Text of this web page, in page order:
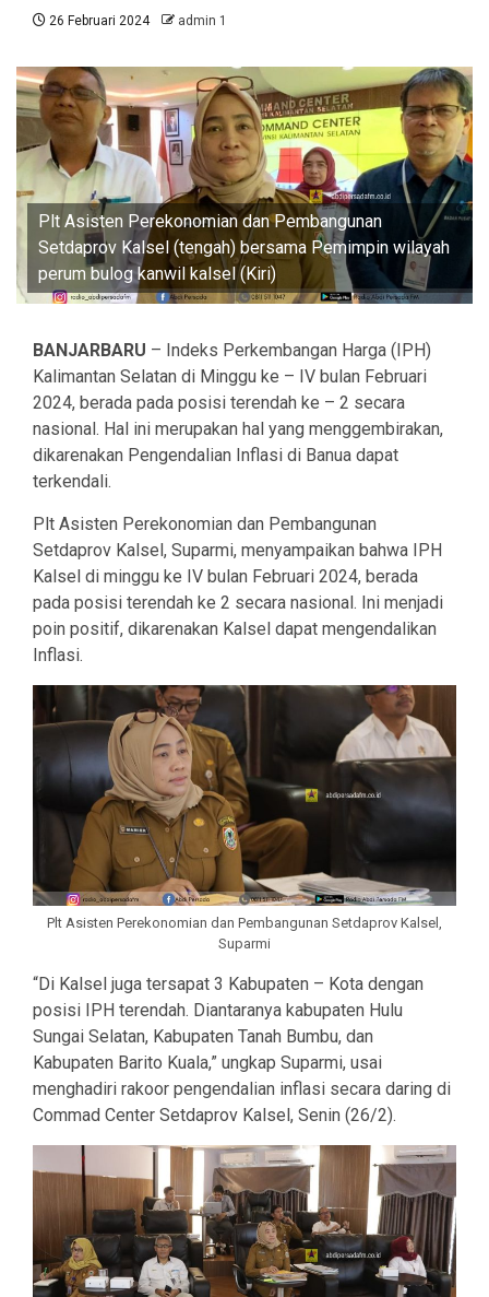
26 Februari 2024 admin 1
Plt Asisten Perekonomian dan Pembangunan
Setdaprov Kalsel (tengah) bersama Pemimpin wilayah
perum bulog kanwil kalsel (Kiri)
BANJARBARU – Indeks Perkembangan Harga (IPH)
Kalimantan Selatan di Minggu ke – IV bulan Februari
2024, berada pada posisi terendah ke – 2 secara
nasional. Hal ini merupakan hal yang menggembirakan,
dikarenakan Pengendalian Inflasi di Banua dapat
terkendali.
Plt Asisten Perekonomian dan Pembangunan
Setdaprov Kalsel, Suparmi, menyampaikan bahwa IPH
Kalsel di minggu ke IV bulan Februari 2024, berada
pada posisi terendah ke 2 secara nasional. Ini menjadi
poin positif, dikarenakan Kalsel dapat mengendalikan
Inflasi.
Plt Asisten Perekonomian dan Pembangunan Setdaprov Kalsel,
Suparmi
“Di Kalsel juga tersapat 3 Kabupaten – Kota dengan
posisi IPH terendah. Diantaranya kabupaten Hulu
Sungai Selatan, Kabupaten Tanah Bumbu, dan
Kabupaten Barito Kuala,” ungkap Suparmi, usai
menghadiri rakoor pengendalian inflasi secara daring di
Commad Center Setdaprov Kalsel, Senin (26/2).